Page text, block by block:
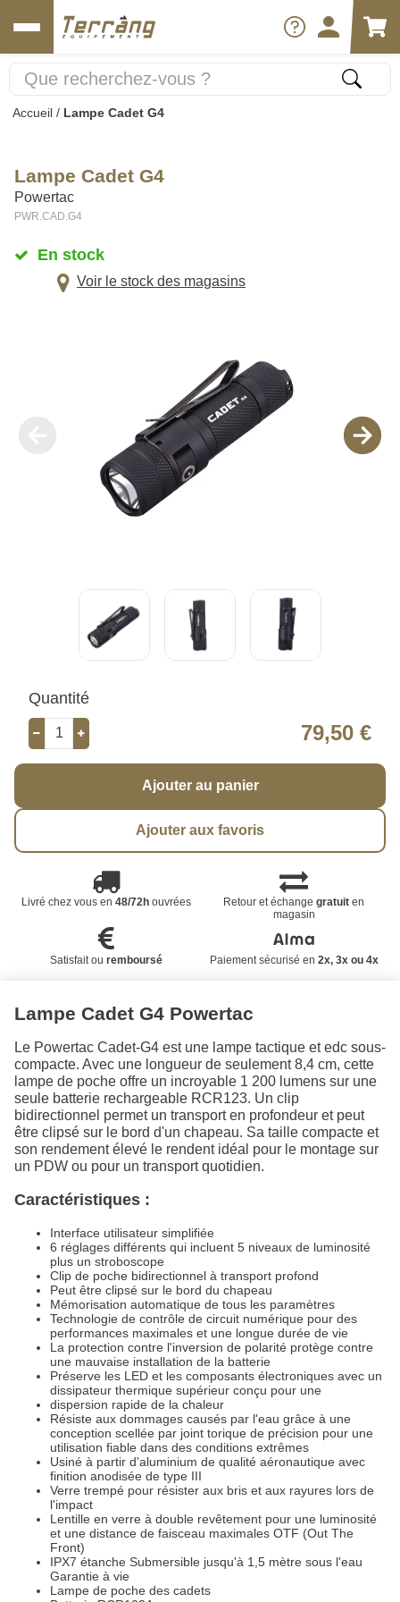
Accueil / Lampe Cadet G4
Lampe Cadet G4
Powertac
PWR.CAD.G4
En stock
Voir le stock des magasins
Quantité
79,50 €
Ajouter au panier
Ajouter aux favoris
Livré chez vous en 48/72houvrées Retour et échangegratuit en
magasin
Satisfait ou remboursé Paiement sécurisé en 2x, 3x ou 4x
Lampe Cadet G4 Powertac
Le Powertac Cadet-G4 est une lampe tactique et edc sous-
compacte. Avec une longueur de seulement 8,4 cm, cette
lampe de poche offre un incroyable 1 200 lumens sur une
seule batterie rechargeable RCR123. Un clip
bidirectionnel permet un transport en profondeur et peut
être clipsé sur le bord d'un chapeau. Sa taille compacte et
son rendement élevé le rendent idéal pour le montage sur
un PDW ou pour un transport quotidien.
Caractéristiques :
Interface utilisateur simplifiée
6 réglages différents qui incluent 5 niveaux de luminosité
plus un stroboscope
Clip de poche bidirectionnel à transport profond
Peut être clipsé sur le bord du chapeau
Mémorisation automatique de tous les paramètres
Technologie de contrôle de circuit numérique pour des
performances maximales et une longue durée de vie
La protection contre l'inversion de polarité protège contre
une mauvaise installation de la batterie
Préserve les LED et les composants électroniques avec un
dissipateur thermique supérieur conçu pour une
dispersion rapide de la chaleur
Résiste aux dommages causés par l'eau grâce à une
conception scellée par joint torique de précision pour une
utilisation fiable dans des conditions extrêmes
Usiné à partir d'aluminium de qualité aéronautique avec
finition anodisée de type III
Verre trempé pour résister aux bris et aux rayures lors de
l'impact
Lentille en verre à double revêtement pour une luminosité
et une distance de faisceau maximales OTF (Out The
Front)
IPX7 étanche Submersible jusqu'à 1,5 mètre sous l'eau
Garantie à vie
Lampe de poche des cadets